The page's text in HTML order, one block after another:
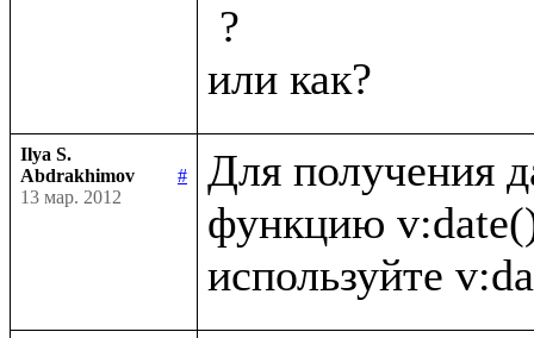
Ilya S.
Abdrakhimov
#
13 мар. 2012
Для получения
функцию